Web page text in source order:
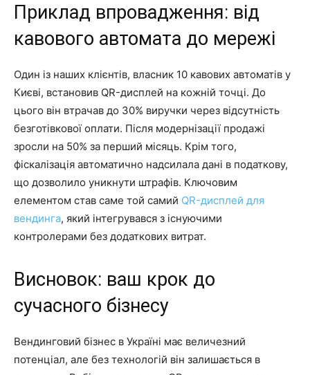
Приклад впровадження: від
кавового автомата до мережі
Один із наших клієнтів, власник 10 кавових автоматів у
Києві, встановив QR-дисплей на кожній точці. До
цього він втрачав до 30% виручки через відсутність
безготівкової оплати. Після модернізації продажі
зросли на 50% за перший місяць. Крім того,
фіскалізація автоматично надсилала дані в податкову,
що дозволило уникнути штрафів. Ключовим
елементом став саме той самий QR-дисплей для
вендинга, який інтегрувався з існуючими
контролерами без додаткових витрат.
Висновок: ваш крок до
сучасного бізнесу
Вендинговий бізнес в Україні має величезний
потенціал, але без технологій він залишається в